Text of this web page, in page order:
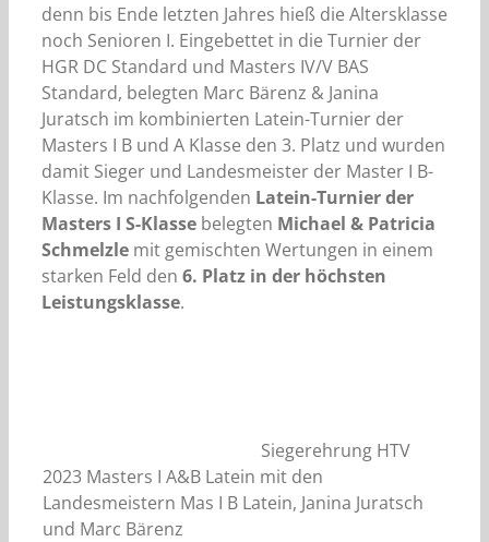
denn bis Ende letzten Jahres hieß die Altersklasse
noch Senioren I. Eingebettet in die Turnier der
HGR DC Standard und Masters IV/V BAS
Standard, belegten Marc Bärenz & Janina
Juratsch im kombinierten Latein-Turnier der
Masters I B und A Klasse den 3. Platz und wurden
damit Sieger und Landesmeister der Master I B-
Klasse. Im nachfolgenden Latein-Turnier der
Masters I S-Klasse belegten Michael & Patricia
Schmelzle mit gemischten Wertungen in einem
starken Feld den 6. Platz in der höchsten
Leistungsklasse.
Siegerehrung HTV
2023 Masters I A&B Latein mit den
Landesmeistern Mas I B Latein, Janina Juratsch
und Marc Bärenz